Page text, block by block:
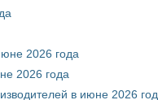
2026 года
2026 года
в июне 2026